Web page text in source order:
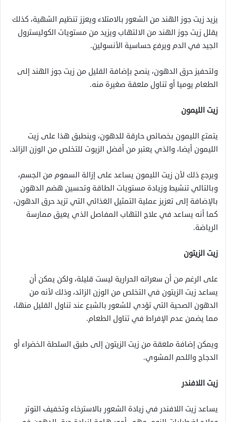
يزيد زيت جوز الهند من الشعور بالامتلاء ويعزز تنظيم الشهية، كذلك
يقلل زيت جوز الهند من الالتهاب ويزيد من مستويات الكوليسترول
الجيد في الدم ويرفع حساسية الأنسولين.
ولتحفيز حرق الدهون، ينصح بإضافة القليل من زيت جوز الهند إلى
الطعام يوميا أو تناول ملعقة صغيرة منه.
زيت الليمون
يتمتع الليمون بخصائص حارقة للدهون، وينطبق هذا على زيت
الليمون أيضا، والذي يعتبر من أفضل الزيوت للتخلص من الوزن الزائد.
ويرجع ذلك لأن زيت الليمون يساعد على إزالة السموم من الجسم،
وبالتالي تنشيط وزيادة مستويات الطاقة وتحسين هضم الدهون
بالإضافة إلى تعزيز عملية التمثيل الغذائي التي تزيد حرق الدهون،
كما أنه يساعد في علاج التهاب المفاصل الذي يعيق ممارسة
الرياضة.
زيت الزيتون
على الرغم من أن سعراته الحرارية ليست قليلة، ولكن يمكن أن
يساعد زيت الزيتون في التخلص من الوزن الزائد، وذلك لأنه من
الدهون الصحية التي تؤدي للشعور بالشبع عند تناول القليل منها،
مما يضمن عدم الإفراط في تناول الطعام.
ويمكن إضافة ملعقة من زيت الزيتون إلى طبق السلطة الخضراء أو
الدجاج واللحم المشوي.
زيت اللافندر
يساعد زيت اللافندر في زيادة الشعور بالاسترخاء وتخفيف التوتر